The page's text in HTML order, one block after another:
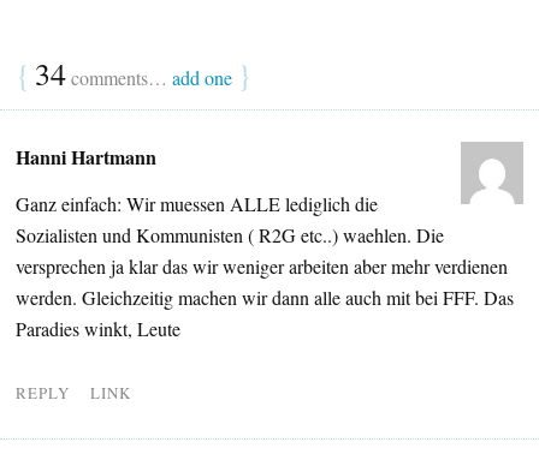
{ 34comments… add one }
Hanni Hartmann
Ganz einfach: Wir muessen ALLE lediglich die
Sozialisten und Kommunisten ( R2G etc..) waehlen. Die
versprechen ja klar das wir weniger arbeiten aber mehr verdienen
werden. Gleichzeitig machen wir dann alle auch mit bei FFF. Das
Paradies winkt, Leute
REPLY LINK